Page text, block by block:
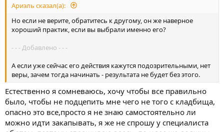
Ариэль сказал(а):
Но если не верите, обратитесь к другому, он же наверное
хороший практик, если вы выбрали именно его?
- - - Добавлено - - -
А если уже сейчас его действия кажутся подозрительными, нет
веры, зачем тогда начинать - результата не будет без этого.
Естественно я сомневаюсь, хочу чтобы все правильно
было, чтобы не подцепить мне чего не того с кладбища,
опасно это все,просто я не знаю самостоятельно ли
можно идти закапывать, я же не спрошу у специалиста